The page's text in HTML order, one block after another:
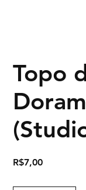
Topo
R$7,00Price